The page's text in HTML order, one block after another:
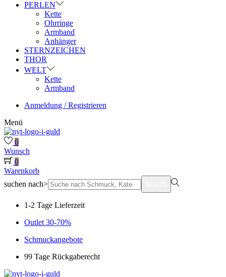
PERLEN
Kette
Ohrringe
Armband
Anhänger
STERNZEICHEN
THOR
WELT
Kette
Armband
Anmeldung / Registrieren
Menü
0
Wunsch
0
Warenkorb
suchen nach>
1-2 Tage Lieferzeit
Outlet 30-70%
Schmuckangebote
99 Tage Rückgaberecht